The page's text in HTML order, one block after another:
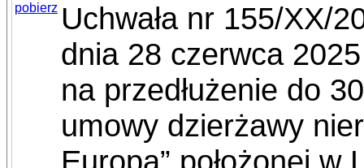
pobierz Uchwała nr 155/XX/
dnia 28 czerwca
na przedłużenie do
umowy dzierżawy